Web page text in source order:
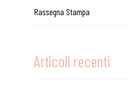
Rassegna Stampa
Articoli recenti